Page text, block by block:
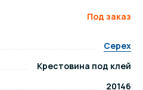
Под заказ
Cepex
Крестовина под клей
20146